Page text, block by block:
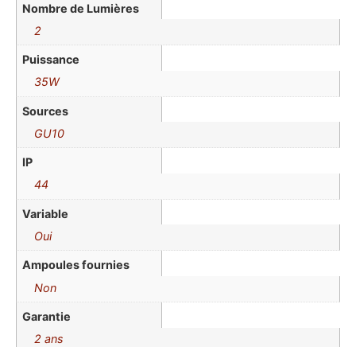
Nombre de Lumières
2
Puissance
35W
Sources
GU10
IP
44
Variable
Oui
Ampoules fournies
Non
Garantie
2 ans